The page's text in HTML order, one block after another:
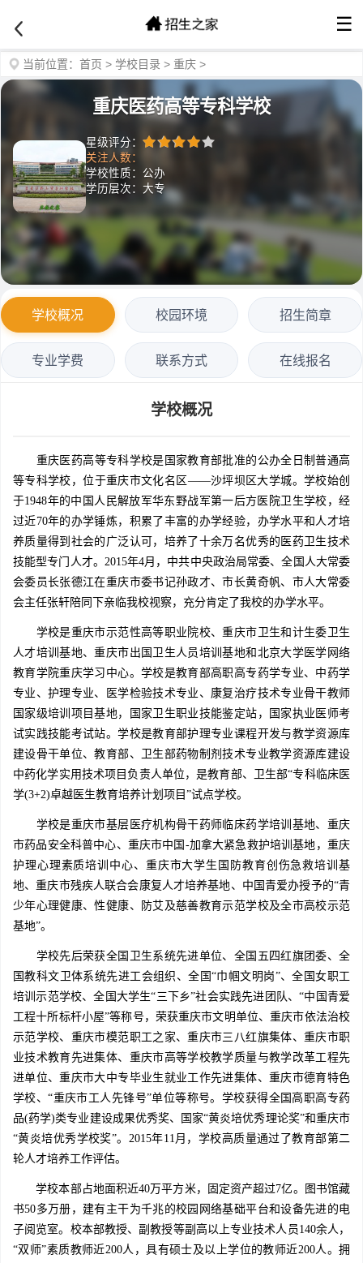
☰
当前位置： 首页 > 学校目录 > 重庆 >
重庆医药高等专科学校
星级评分：
关注人数：
学校性质：公办
学历层次：大专
学校概况 校园环境 招生简章
专业学费 联系方式 在线报名
学校概况
重庆医药高等专科学校是国家教育部批准的公办全日制普通高
等专科学校，位于重庆市文化名区——沙坪坝区大学城。学校始创
于1948年的中国人民解放军华东野战军第一后方医院卫生学校，经
过近70年的办学锤炼，积累了丰富的办学经验，办学水平和人才培
养质量得到社会的广泛认可，培养了十余万名优秀的医药卫生技术
技能型专门人才。2015年4月，中共中央政治局常委、全国人大常委
会委员长张德江在重庆市委书记孙政才、市长黄奇帆、市人大常委
会主任张轩陪同下亲临我校视察，充分肯定了我校的办学水平。
学校是重庆市示范性高等职业院校、重庆市卫生和计生委卫生
人才培训基地、重庆市出国卫生人员培训基地和北京大学医学网络
教育学院重庆学习中心。学校是教育部高职高专药学专业、中药学
专业、护理专业、医学检验技术专业、康复治疗技术专业骨干教师
国家级培训项目基地，国家卫生职业技能鉴定站，国家执业医师考
试实践技能考试站。学校是教育部护理专业课程开发与教学资源库
建设骨干单位、教育部、卫生部药物制剂技术专业教学资源库建设
中药化学实用技术项目负责人单位，是教育部、卫生部“专科临床医
学(3+2)卓越医生教育培养计划项目”试点学校。
学校是重庆市基层医疗机构骨干药师临床药学培训基地、重庆
市药品安全科普中心、重庆市中国-加拿大紧急救护培训基地，重庆
护理心理素质培训中心、重庆市大学生国防教育创伤急救培训基
地、重庆市残疾人联合会康复人才培养基地、中国青爱办授予的“青
少年心理健康、性健康、防艾及慈善教育示范学校及全市高校示范
基地”。
学校先后荣获全国卫生系统先进单位、全国五四红旗团委、全
国教科文卫体系统先进工会组织、全国“巾帼文明岗”、全国女职工
培训示范学校、全国大学生“三下乡”社会实践先进团队、“中国青爱
工程十所标杆小屋”等称号，荣获重庆市文明单位、重庆市依法治校
示范学校、重庆市模范职工之家、重庆市三八红旗集体、重庆市职
业技术教育先进集体、重庆市高等学校教学质量与教学改革工程先
进单位、重庆市大中专毕业生就业工作先进集体、重庆市德育特色
学校、“重庆市工人先锋号”单位等称号。学校获得全国高职高专药
品(药学)类专业建设成果优秀奖、国家“黄炎培优秀理论奖”和重庆市
“黄炎培优秀学校奖”。2015年11月，学校高质量通过了教育部第二
轮人才培养工作评估。
学校本部占地面积近40万平方米，固定资产超过7亿。图书馆藏
书50多万册，建有主干为千兆的校园网络基础平台和设备先进的电
子阅览室。校本部教授、副教授等副高以上专业技术人员140余人，
“双师”素质教师近200人，具有硕士及以上学位的教师近200人。拥